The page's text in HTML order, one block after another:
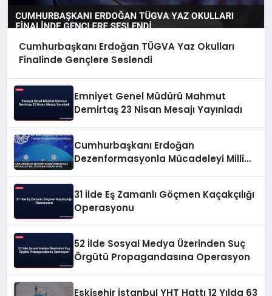
Cumhurbaşkanı Erdoğan TÜGVA Yaz Okulları
Finalinde Gençlere Seslendi
Emniyet Genel Müdürü Mahmut
Demirtaş 23 Nisan Mesajı Yayınladı
Cumhurbaşkanı Erdoğan
Dezenformasyonla Mücadeleyi Millî
31 İlde Eş Zamanlı Göçmen Kaçakçılığı
Operasyonu
52 İlde Sosyal Medya Üzerinden Suç
Örgütü Propagandasına Operasyon
Eskişehir İstanbul YHT Hattı 12 Yılda 63